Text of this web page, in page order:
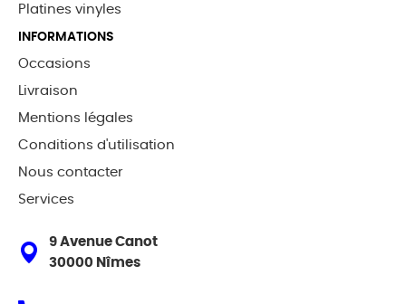
Platines vinyles
INFORMATIONS
Occasions
Livraison
Mentions légales
Conditions d'utilisation
Nous contacter
Services
9 Avenue Canot
30000 Nîmes